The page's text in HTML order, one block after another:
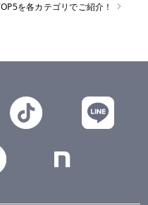
を各カテゴリでご紹介！